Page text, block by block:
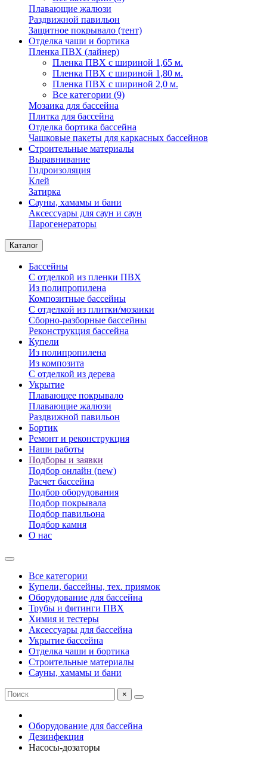
Плавающие жалюзи
Раздвижной павильон
Защитное покрывало (тент)
Отделка чаши и бортика
Пленка ПВХ (лайнер)
Пленка ПВХ с шириной 1,65 м.
Пленка ПВХ с шириной 1,80 м.
Пленка ПВХ с шириной 2,0 м.
Все категории (9)
Мозаика для бассейна
Плитка для бассейна
Отделка бортика бассейна
Чашковые пакеты для каркасных бассейнов
Строительные материалы
Выравнивание
Гидроизоляция
Клей
Затирка
Сауны, хамамы и бани
Аксессуары для саун и саун
Парогенераторы
Каталог
Бассейны
С отделкой из пленки ПВХ
Из полипропилена
Композитные бассейны
С отделкой из плитки/мозаики
Сборно-разборные бассейны
Реконструкция бассейна
Купели
Из полипропилена
Из композита
С отделкой из дерева
Укрытие
Плавающее покрывало
Плавающие жалюзи
Раздвижной павильон
Бортик
Ремонт и реконструкция
Наши работы
Подборы и заявки
Подбор онлайн (new)
Расчет бассейна
Подбор оборудования
Подбор покрывала
Подбор павильона
Подбор камня
О нас
Все категории
Купели, бассейны, тех. приямок
Оборудование для бассейна
Трубы и фитинги ПВХ
Химия и тестеры
Аксессуары для бассейна
Укрытие бассейна
Отделка чаши и бортика
Строительные материалы
Сауны, хамамы и бани
×
Оборудование для бассейна
Дезинфекция
Насосы-дозаторы